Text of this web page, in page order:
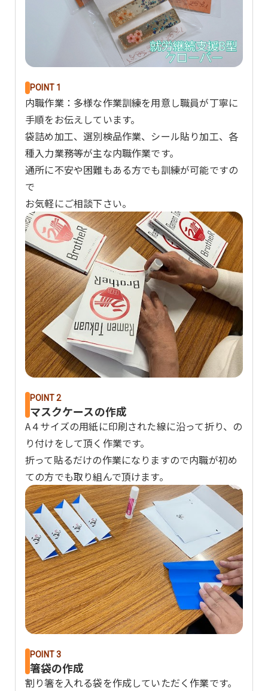
POINT 1
内職作業：多様な作業訓練を用意し職員が丁寧に
手順をお伝えしています。
袋詰め加工、選別検品作業、シール貼り加工、各
種入力業務等が主な内職作業です。
通所に不安や困難もある方でも訓練が可能ですの
で
お気軽にご相談下さい。
POINT 2
マスクケースの作成
A４サイズの用紙に印刷された線に沿って折り、の
り付けをして頂く作業です。
折って貼るだけの作業になりますので内職が初め
ての方でも取り組んで頂けます。
POINT 3
箸袋の作成
割り箸を入れる袋を作成していただく作業です。